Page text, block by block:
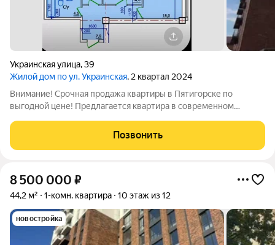
Украинская улица,39
Жилой дом по ул. Украинская, 2 квартал 2024
Внимание! Срочная продажа квартиры в Пятигорске по
выгодной цене! Предлагается квартира в современном
центре города. Дом уже сдан в 2024 году можно сразу
приступать к ремонту и переезжать.
Позвонить
8 500 000 ₽
44,2 м² 1-комн. квартира 10 этаж из 12
новостройка